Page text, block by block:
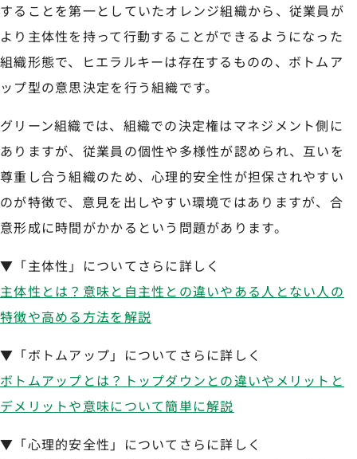
することを第一としていたオレンジ組織から、従業員が
より主体性を持って行動することができるようになった
組織形態で、ヒエラルキーは存在するものの、ボトムア
ップ型の意思決定を行う組織です。
グリーン組織では、組織での決定権はマネジメント側に
ありますが、従業員の個性や多様性が認められ、互いを
尊重し合う組織のため、心理的安全性が担保されやすい
のが特徴で、意見を出しやすい環境ではありますが、合
意形成に時間がかかるという問題があります。
▼「主体性」についてさらに詳しく
主体性とは？意味と自主性との違いやある人とない人の
特徴や高める方法を解説
▼「ボトムアップ」についてさらに詳しく
ボトムアップとは？トップダウンとの違いやメリットと
デメリットや意味について簡単に解説
▼「心理的安全性」についてさらに詳しく